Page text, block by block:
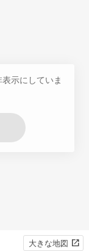
示にしていま
大きな地図